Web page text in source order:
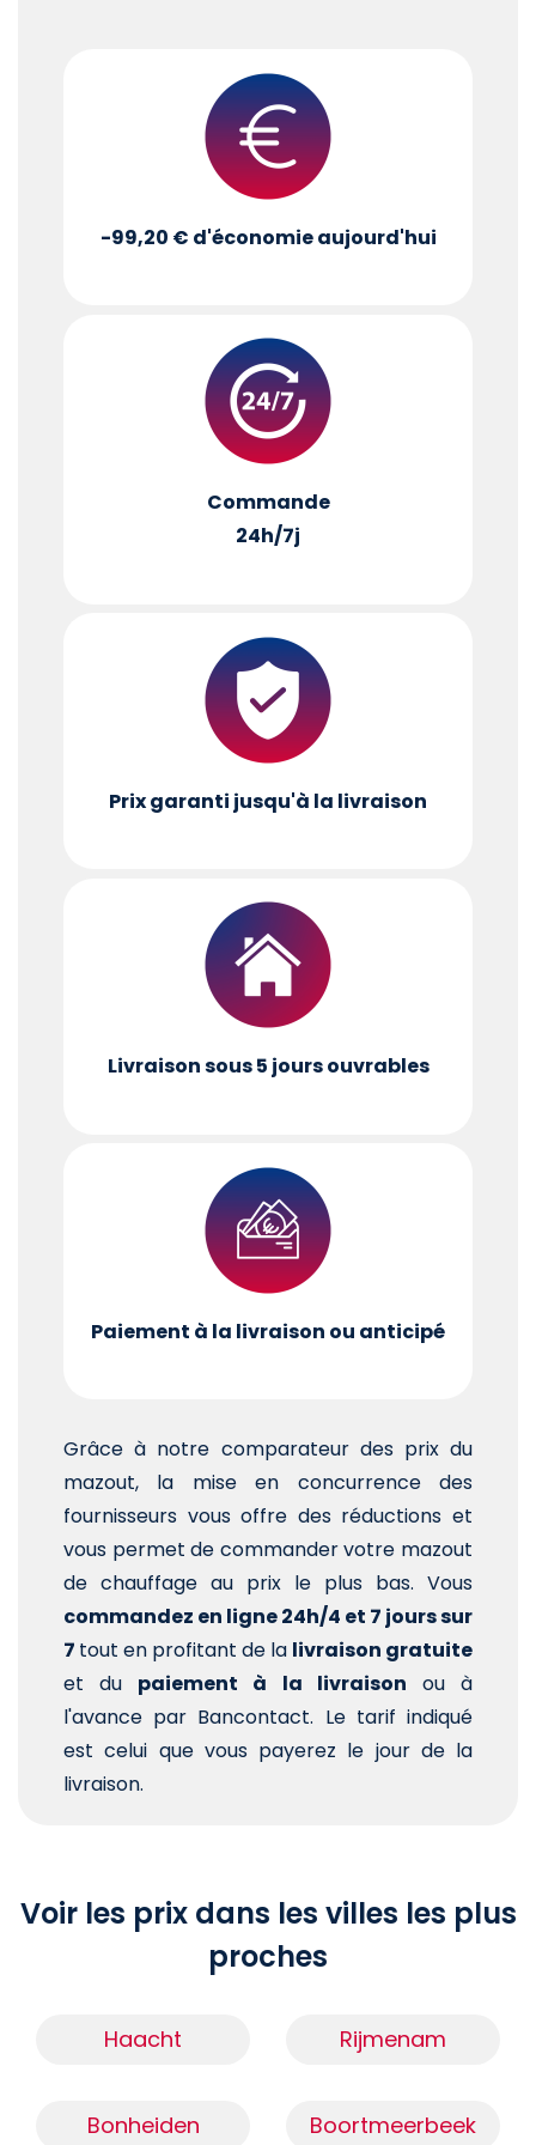
-99,20 € d'économie aujourd'hui
Commande
24h/7j
Prix garanti jusqu'à la livraison
Livraison sous 5 jours ouvrables
Paiement à la livraison ou anticipé
Grâce à notre comparateur des prix du
mazout, la mise en concurrence des
fournisseurs vous offre des réductions et
vous permet de commander votre mazout
de chauffage au prix le plus bas. Vous
commandez en ligne 24h/4 et 7 jours sur
7 tout en profitant de la livraison gratuite
et du paiement à la livraison ou à
l'avance par Bancontact. Le tarif indiqué
est celui que vous payerez le jour de la
livraison.
Voir les prix dans les villes les plus
proches
Haacht Rijmenam
Bonheiden Boortmeerbeek